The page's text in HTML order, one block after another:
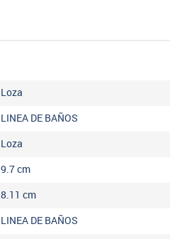
Loza
LINEA DE BAÑOS
Loza
9.7cm
8.11 cm
LINEA DE BAÑOS